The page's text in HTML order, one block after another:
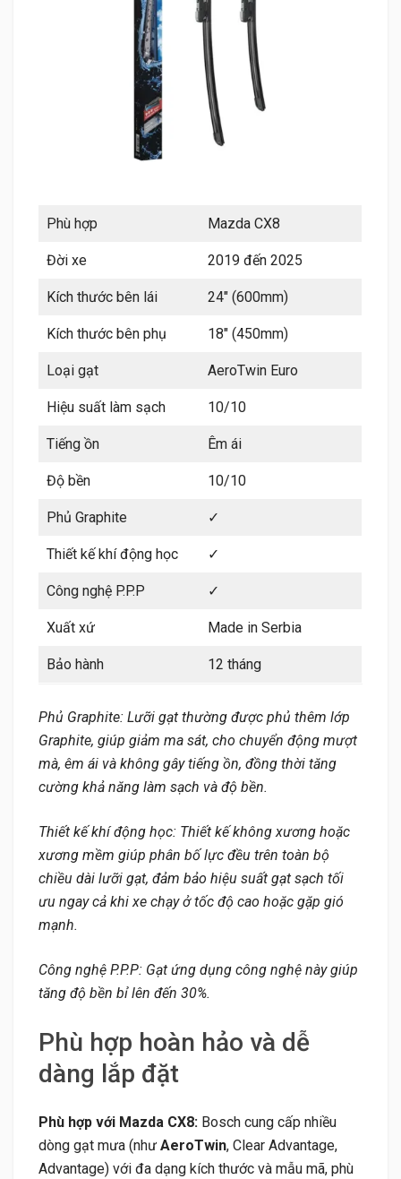
Phù hợp Mazda CX8
Đời xe 2019 đến 2025
Kích thước bên lái 24″ (600mm)
Kích thước bên phụ 18″ (450mm)
Loại gạt AeroTwin Euro
Hiệu suất làm sạch 10/10
Tiếng ồn Êm ái
Độ bền 10/10
Phủ Graphite ✓
Thiết kế khí động học ✓
Công nghệ P.P.P ✓
Xuất xứ Made in Serbia
Bảo hành 12 tháng
Phủ Graphite: Lưỡi gạt thường được phủ thêm lớp
Graphite, giúp giảm ma sát, cho chuyển động mượt
mà, êm ái và không gây tiếng ồn, đồng thời tăng
cường khả năng làm sạch và độ bền.
Thiết kế khí động học: Thiết kế không xương hoặc
xương mềm giúp phân bố lực đều trên toàn bộ
chiều dài lưỡi gạt, đảm bảo hiệu suất gạt sạch tối
ưu ngay cả khi xe chạy ở tốc độ cao hoặc gặp gió
mạnh.
Công nghệ P.P.P: Gạt ứng dụng công nghệ này giúp
tăng độ bền bỉ lên đến 30%.
Phù hợp hoàn hảo và dễ
dàng lắp đặt
Phù hợp với Mazda CX8: Bosch cung cấp nhiều
dòng gạt mưa (như AeroTwin, Clear Advantage,
Advantage) với đa dạng kích thước và mẫu mã, phù